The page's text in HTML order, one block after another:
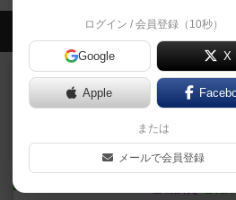
会員の新し
ルール/インスト
トランスオリ
乗客の皆様、ト
にご乗車ありがと
18分前by jurong
ログイン / 会員登録（10秒）
Google X
Apple
または
メールで会員登録